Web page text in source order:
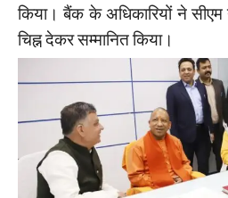
किया। बैंक के अधिकारियों ने सीएम
चिह्न देकर सम्मानित किया।